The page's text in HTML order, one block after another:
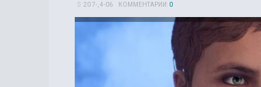
20 7-, 4-06 КОММЕНТАРИИ: 0